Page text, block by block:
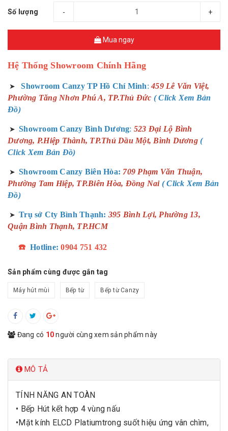
Số lượng - +
Mua ngay
Hệ Thống Showroom Chính Hãng
➤ Showroom Canzy TP Hồ Chí Minh: 459 Lê Văn Việt,
Phường Tăng Nhơn Phú A, TP.Thủ Đức ( Click Xem Bản
Đồ)
➤ Showroom Canzy Bình Dương: 523 Đại Lộ Bình
Dương, P.Hiệp Thành, TP.Thủ Dầu Một, Bình Dương (
Click Xem Bản Đồ)
➤ Showroom Canzy Biên Hòa: 709 Phạm Văn Thuận,
Phường Tam Hiệp, TP.Biên Hòa, Đồng Nai ( Click Xem Bản
Đồ)
➤ Trụ sở Cty Bình Thạnh: 395 Bình Lợi, Phường 13,
Quận Bình Thạnh, TP.HCM
☎️ Hotline: 0904 751 432
Sản phẩm cùng được gắn tag
Máy hút mùi Bếp từ Bếp từ Canzy
Đang có 10người cùng xem sản phẩm này
MÔ TẢ
TÍNH NĂNG AN TOÀN
• Bếp Hút kết hợp 4 vùng nấu
•Mặt kính ELCD Platiumtrong suốt hiệu ứng vân chìm,